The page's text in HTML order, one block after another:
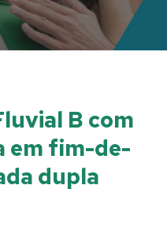
B com
em fim-de-
dupla